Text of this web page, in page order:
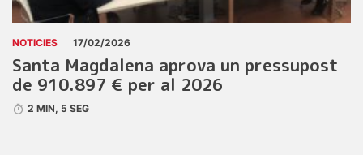
NOTICIES 17/02/2026
Santa Magdalena aprova un pressupost
de 910.897 € per al 2026
2 MIN, 5 SEG